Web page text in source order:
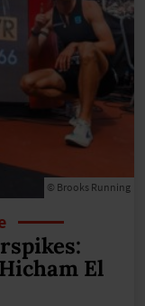
© Brooks Running
El